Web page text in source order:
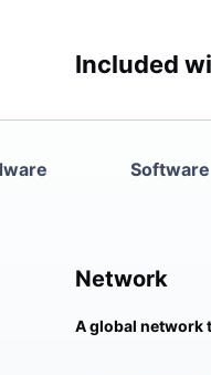
Included
Software
Network
A global network